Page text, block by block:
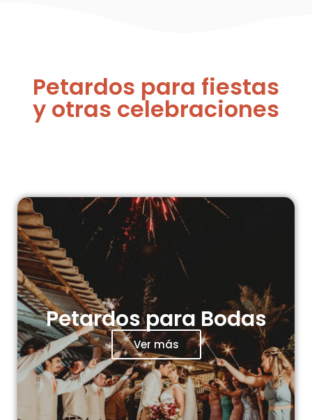
Petardos para fiestas
y otras celebraciones
Petardos para Bodas
Ver más